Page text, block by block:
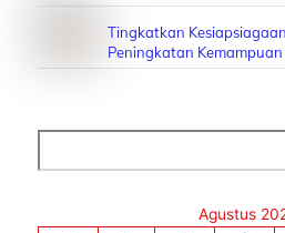
Tingkatkan
Peningkatan
Agustus